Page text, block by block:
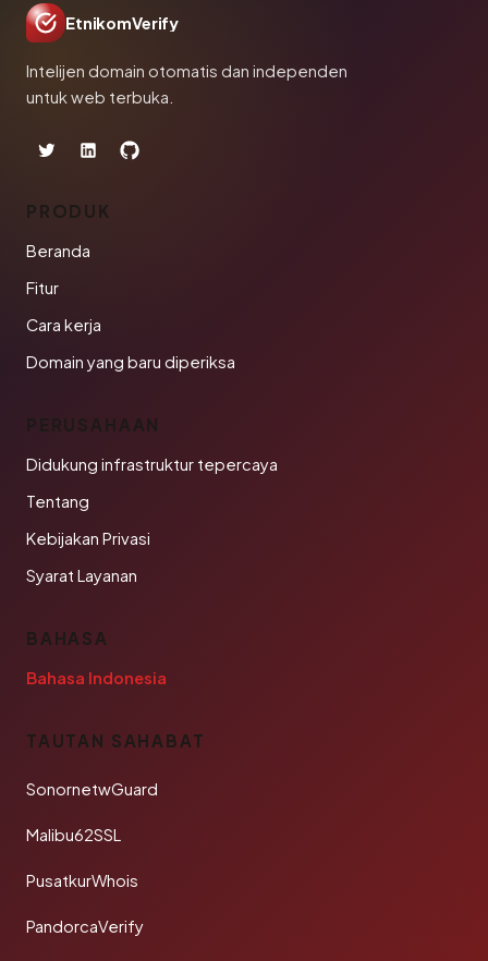
EtnikomVerify
Intelijen domain otomatis dan independen
untuk web terbuka.
PRODUK
Beranda
Fitur
Cara kerja
Domain yang baru diperiksa
PERUSAHAAN
Didukung infrastruktur tepercaya
Tentang
Kebijakan Privasi
Syarat Layanan
BAHASA
Bahasa Indonesia
TAUTAN SAHABAT
SonornetwGuard
Malibu62SSL
PusatkurWhois
PandorcaVerify